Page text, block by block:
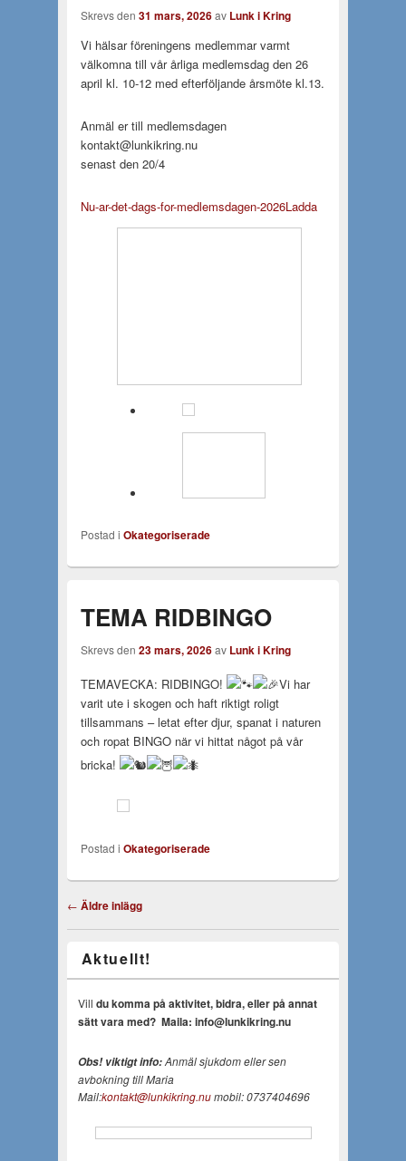
Skrevs den 31 mars, 2026av Lunk i Kring
Vi hälsar föreningens medlemmar varmt
välkomna till vår årliga medlemsdag den 26
april kl. 10-12 med efterföljande årsmöte kl.13.
Anmäl er till medlemsdagen
kontakt@lunkikring.nu
senast den 20/4
Nu-ar-det-dags-for-medlemsdagen-2026Ladda
Postad i Okategoriserade
TEMA RIDBINGO
Skrevs den 23 mars, 2026av Lunk i Kring
TEMAVECKA: RIDBINGO!
Vi har
varit ute i skogen och haft riktigt roligt
tillsammans – letat efter djur, spanat i naturen
och ropat BINGO när vi hittat något på vår
bricka!
Postad i Okategoriserade
Inläggsnavigering
← Äldre inlägg
Aktuellt!
Vill du komma på aktivitet, bidra, eller på annat
sätt vara med? Maila: info@lunkikring.nu
Obs! viktigt info:Anmäl sjukdom eller sen
avbokning till Maria
Mail:kontakt@lunkikring.nu mobil: 0737404696